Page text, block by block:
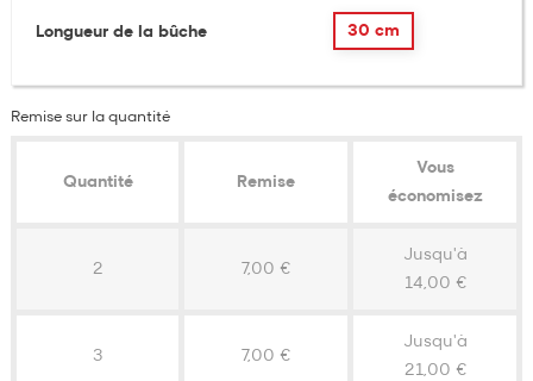
Longueur de la bûche 30 cm
Remise sur la quantité
Quantité Remise
Vous
économisez
2 7,00 €
Jusqu'à
14,00 €
3 7,00 €
Jusqu'à
21,00 €